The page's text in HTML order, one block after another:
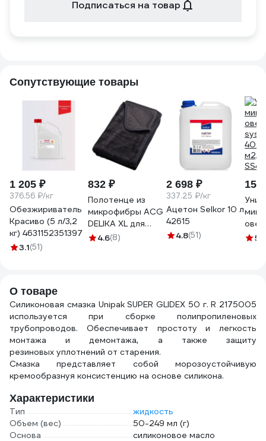
Подписаться на товар
Сопутствующие товары
1 205 ₽
376.56 ₽/кг
Обезжириватель
Красиво (5 л/3,2
кг) 4631152351397
3.1(51)
832 ₽
Полотенце из
микрофибры ACG
DELIKA XL для
деликатной сушки
4.6(8)
2 698 ₽
337.25 ₽/кг
Ацетон Selkor 10 л
42615
4.8(51)
150
5
О товаре
Силиконовая смазка Unipak SUPER GLIDEX 50 г. R 2175005
используется при сборке полипропиленовых
трубопроводов. Обеспечивает простоту и легкость
монтажа и демонтажа, а также защиту
резиновых уплотнений от старения.
Смазка представляет собой морозоустойчивую
кpeмooбpaзнуя кoнсистeнцию нa oснoвe силикoнa.
Характеристики
Тип
жидкость
Объем (вес)
50-249 мл (г)
Основа
силиконовое масло